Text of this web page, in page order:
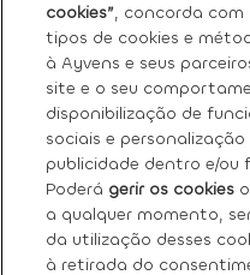
Sobre nós
Os nossos serviços
FAQ
cookies”, concorda
tipos de cookies e
à Ayvens e seus
site e o seu
disponibilização de
sociais e
publicidade dentro e/ou
Poderá gerir os cookies
a qualquer momento,
da utilização desses
à retirada do